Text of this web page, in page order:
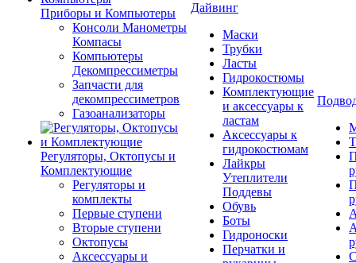
Приборы и Компьютеры
Консоли Манометры
Компасы
Компьютеры
Декомпрессиметры
Запчасти для
декомпрессиметров
Газоанализаторы
Регуляторы, Октопусы и
Комплектующие
Регуляторы и
комплекты
Первые ступени
Вторые ступени
Октопусы
Аксессуары и
Дайвинг
Маски
Трубки
Ласты
Гидрокостюмы
Комплектующие
и аксессуары к
ластам
Аксессуары к
гидрокостюмам
Лайкры
Утеплители
Поддевы
Обувь
Боты
Гидроноски
Перчатки и